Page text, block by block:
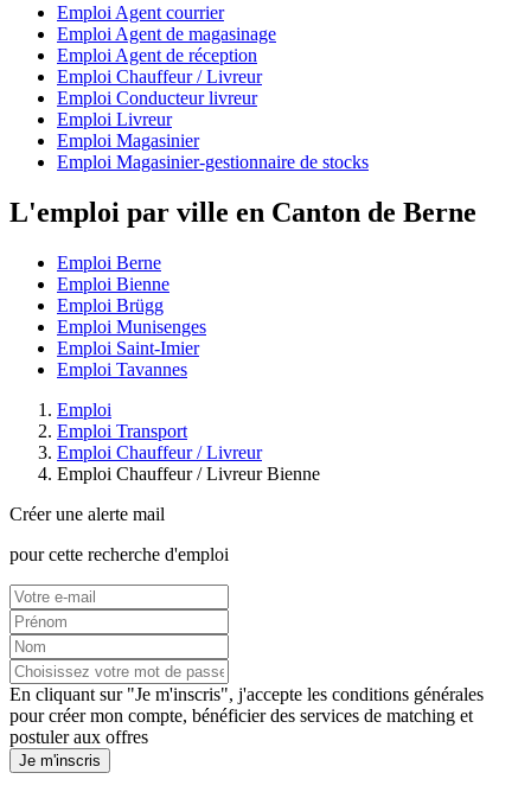
Emploi Agent courrier
Emploi Agent de magasinage
Emploi Agent de réception
Emploi Chauffeur / Livreur
Emploi Conducteur livreur
Emploi Livreur
Emploi Magasinier
Emploi Magasinier-gestionnaire de stocks
L'emploi par ville en Canton de Berne
Emploi Berne
Emploi Bienne
Emploi Brügg
Emploi Munisenges
Emploi Saint-Imier
Emploi Tavannes
Emploi
Emploi Transport
Emploi Chauffeur / Livreur
Emploi Chauffeur / Livreur Bienne
Créer une alerte mail
pour cette recherche d'emploi
En cliquant sur "Je m'inscris", j'accepte les conditions générales
pour créer mon compte, bénéficier des services de matching et
postuler aux offres
Je m'inscris